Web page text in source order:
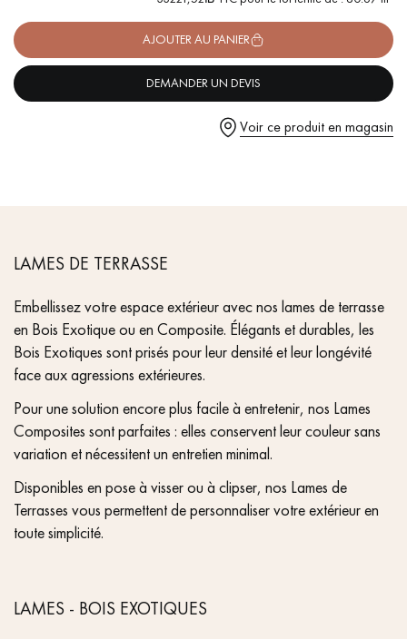
pas dans le choix et la pose de votre parquet.
Un expert Décoplus Parquets vous appelle
Demandez un rendez-vous personnalisé
-KD= Kiln dry (séchés en séchoirs )
- Longueur
4572 mmAJOUTER AU PANIER
DEMANDER UN DEVIS
Voir ce produit en magasin
LAMES DE TERRASSE
Embellissez votre espace extérieur avec nos lames de terrasse
en Bois Exotique ou en Composite. Élégants et durables, les
Bois Exotiques sont prisés pour leur densité et leur longévité
face aux agressions extérieures.
Pour une solution encore plus facile à entretenir, nos Lames
Composites sont parfaites : elles conservent leur couleur sans
variation et nécessitent un entretien minimal.
Disponibles en pose à visser ou à clipser, nos Lames de
Terrasses vous permettent de personnaliser votre extérieur en
toute simplicité.
LAMES - BOIS EXOTIQUES